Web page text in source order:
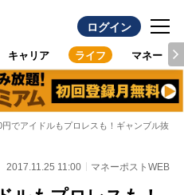
ログイン
キャリア ライフ マネー
円でアイドルもプロレスも！ギャンブル抜き
2017.11.25 11:00 マネーポストWEB